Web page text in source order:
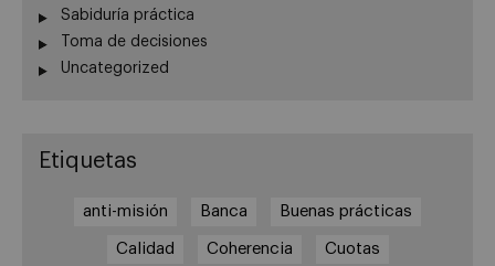
Sabiduría práctica
Toma de decisiones
Uncategorized
Etiquetas
anti-misión Banca Buenas prácticas
Calidad Coherencia Cuotas